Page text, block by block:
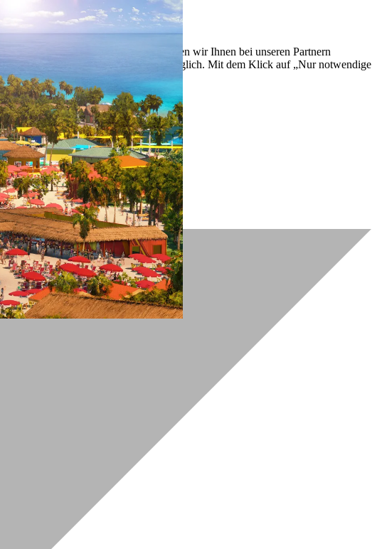
kontinuierlich zu verbessern. So können wir Ihnen bei unseren Partnern
Dies ist auch nachträglich jederzeit möglich. Mit dem Klick auf „Nur notwendige